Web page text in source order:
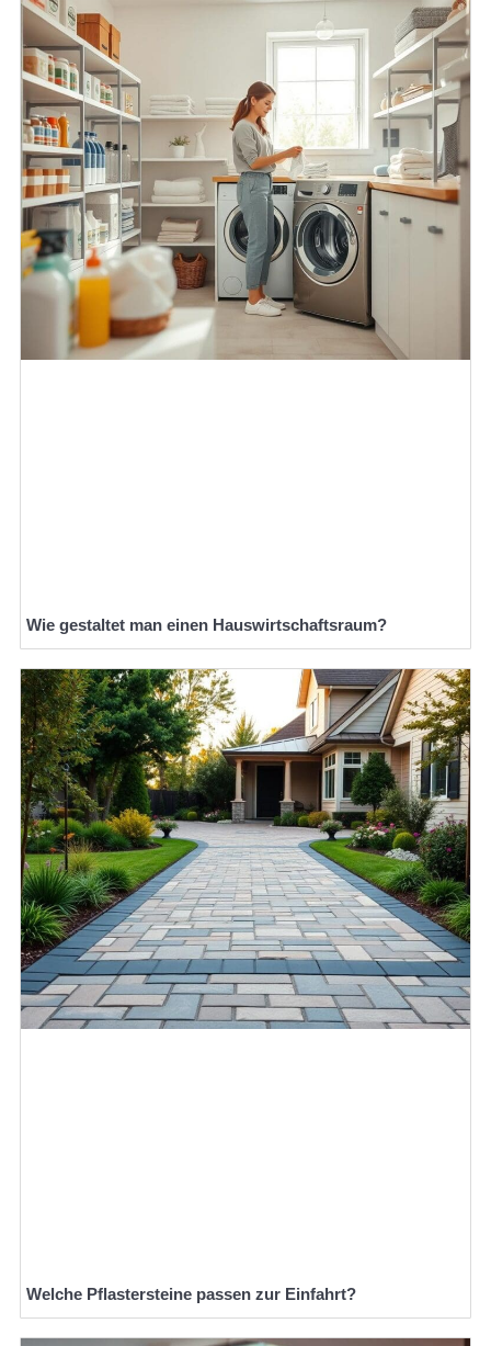
Wie gestaltet man einen Hauswirtschaftsraum?
Welche Pflastersteine passen zur Einfahrt?